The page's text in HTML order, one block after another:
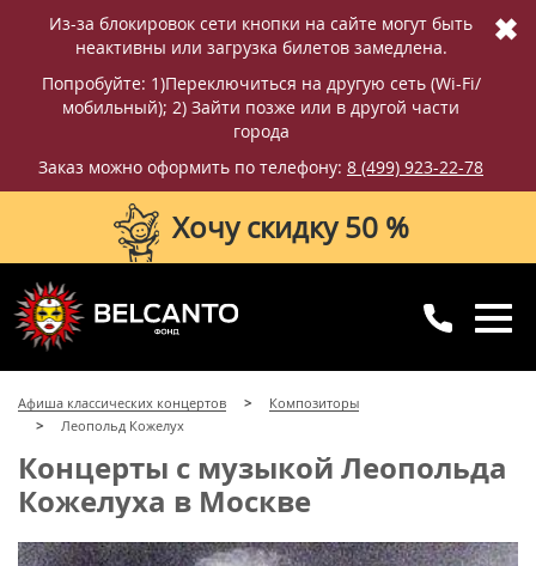
Из-за блокировок сети кнопки на сайте могут быть
неактивны или загрузка билетов замедлена.
Попробуйте: 1)Переключиться на другую сеть (Wi-Fi/
мобильный); 2) Зайти позже или в другой части
города
Заказ можно оформить по телефону: 8 (499) 923-22-78
✖
Хочу скидку 50 %
8 (499) 923-22-78
с 10:00 до 20:00
Афиша классических концертов
Композиторы
Леопольд Кожелух
Концерты с музыкой Леопольда
Кожелуха в Москве